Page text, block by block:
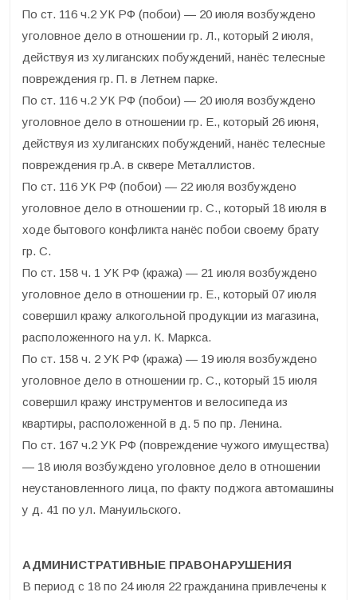
По ст. 116 ч.2 УК РФ (побои) — 20 июля возбуждено
уголовное дело в отношении гр. Л., который 2 июля,
действуя из хулиганских побуждений, нанёс телесные
повреждения гр. П. в Летнем парке.
По ст. 116 ч.2 УК РФ (побои) — 20 июля возбуждено
уголовное дело в отношении гр. Е., который 26 июня,
действуя из хулиганских побуждений, нанёс телесные
повреждения гр.А. в сквере Металлистов.
По ст. 116 УК РФ (побои) — 22 июля возбуждено
уголовное дело в отношении гр. С., который 18 июля в
ходе бытового конфликта нанёс побои своему брату
гр. С.
По ст. 158 ч. 1 УК РФ (кража) — 21 июля возбуждено
уголовное дело в отношении гр. Е., который 07 июля
совершил кражу алкогольной продукции из магазина,
расположенного на ул. К. Маркса.
По ст. 158 ч. 2 УК РФ (кража) — 19 июля возбуждено
уголовное дело в отношении гр. С., который 15 июля
совершил кражу инструментов и велосипеда из
квартиры, расположенной в д. 5 по пр. Ленина.
По ст. 167 ч.2 УК РФ (повреждение чужого имущества)
— 18 июля возбуждено уголовное дело в отношении
неустановленного лица, по факту поджога автомашины
у д. 41 по ул. Мануильского.
АДМИНИСТРАТИВНЫЕ ПРАВОНАРУШЕНИЯ
В период с 18 по 24 июля 22 гражданина привлечены к